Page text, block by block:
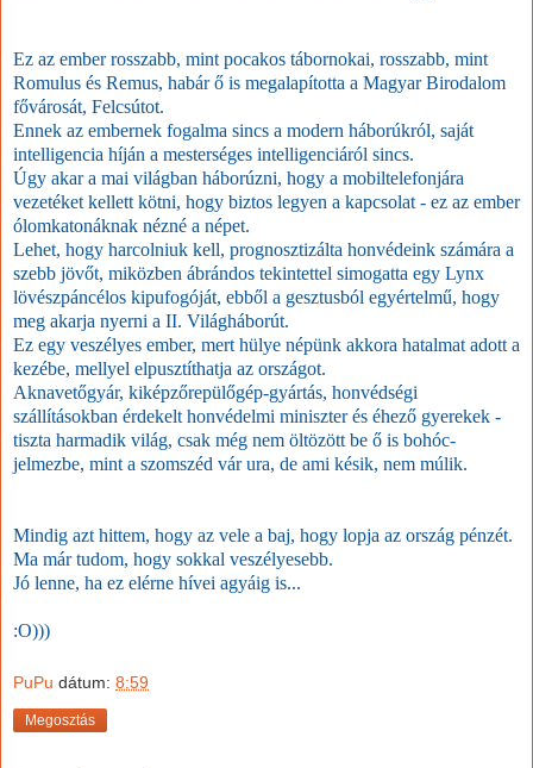
Ez az ember rosszabb, mint pocakos tábornokai, rosszabb, mint
Romulus és Remus, habár ő is megalapította a Magyar Birodalom
fővárosát, Felcsútot.
Ennek az embernek fogalma sincs a modern háborúkról, saját
intelligencia híján a mesterséges intelligenciáról sincs.
Úgy akar a mai világban háborúzni, hogy a mobiltelefonjára
vezetéket kellett kötni, hogy biztos legyen a kapcsolat - ez az ember
ólomkatonáknak nézné a népet.
Lehet, hogy harcolniuk kell, prognosztizálta honvédeink számára a
szebb jövőt, miközben ábrándos tekintettel simogatta egy Lynx
lövészpáncélos kipufogóját, ebből a gesztusból egyértelmű, hogy
meg akarja nyerni a II. Világháborút.
Ez egy veszélyes ember, mert hülye népünk akkora hatalmat adott a
kezébe, mellyel elpusztíthatja az országot.
Aknavetőgyár, kiképzőrepülőgép-gyártás, honvédségi
szállításokban érdekelt honvédelmi miniszter és éhező gyerekek -
tiszta harmadik világ, csak még nem öltözött be ő is bohóc-
jelmezbe, mint a szomszéd vár ura, de ami késik, nem múlik.
Mindig azt hittem, hogy az vele a baj, hogy lopja az ország pénzét.
Ma már tudom, hogy sokkal veszélyesebb.
Jó lenne, ha ez elérne hívei agyáig is...
:O)))
PuPu dátum: 8:59
Megosztás